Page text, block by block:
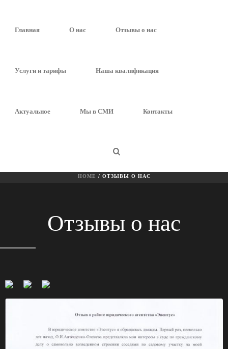
Главная О нас Отзывы о нас
Услуги и тарифы Наша квалификация
Актуальное Мы в СМИ Контакты
HOME / ОТЗЫВЫ О НАС
Отзывы о нас